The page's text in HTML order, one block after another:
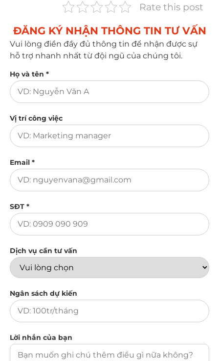
Rate this post
ĐĂNG KÝ NHẬN THÔNG TIN TƯ VẤN​
Vui lòng điền đầy đủ thông tin để nhận được sự
hỗ trợ nhanh nhất từ đội ngũ của chúng tôi.
Họ và tên *
Vị trí công việc
Email *
SĐT *
Dịch vụ cần tư vấn
Ngân sách dự kiến
Lời nhắn của bạn